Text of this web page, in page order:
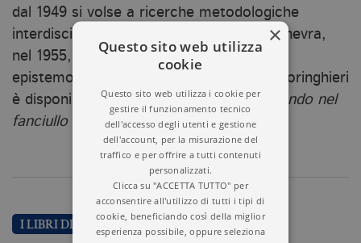
dal 1949 si volse a ricerche metodologiche
interdisciplinari, fondando tra l’altro a Ginevra,
nel 1955, un Centro internazionale di
epistemologia genetica. Presso Bollati Boringhieri
è disponibile
La rappresentazione del mondo nel
fanciullo(2013).
I LIBRI DI JEAN PIAGET
×
Questo sito web utilizza
cookie
Questo sito web utilizza i cookie per
gestire il funzionamento tecnico
dell'accesso degli utenti e gestione
dell'account, per la misurazione del
traffico e per offrire a tutti contenuti
personalizzati.
Clicca su "ACCETTA TUTTO" per
acconsentire all'utilizzo di tutti i tipi di
cookie, beneficiando così della miglior
esperienza possibile, oppure seleziona